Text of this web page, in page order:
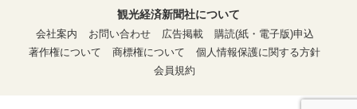
観光経済新聞社について
会社案内
お問い合わせ 広告掲載
購読(紙・電子版)申込
著作権について
商標権について
個人情報保護に関する方針
会員規約